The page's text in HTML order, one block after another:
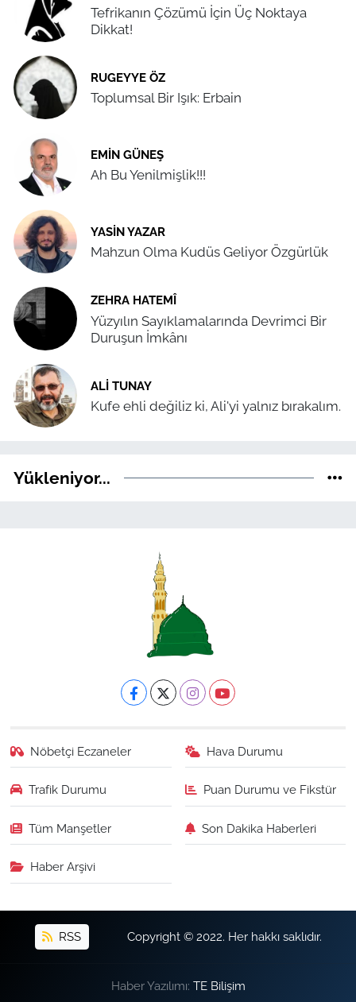
Tefrikanın Çözümü İçin Üç Noktaya
Dikkat!
RUGEYYE ÖZ
Toplumsal Bir Işık: Erbain
EMIN GÜNEŞ
Ah Bu Yenilmişlik!!!
YASIN YAZAR
Mahzun Olma Kudüs Geliyor Özgürlük
ZEHRA HATEMÎ
Yüzyılın Sayıklamalarında Devrimci Bir
Duruşun İmkânı
ALI TUNAY
Kufe ehli değiliz ki, Ali'yi yalnız bırakalım.
Yükleniyor...
Nöbetçi Eczaneler Hava Durumu
Trafik Durumu Puan Durumu ve Fikstür
Tüm Manşetler Son Dakika Haberleri
Haber Arşivi
RSS Copyright © 2022. Her hakkı saklıdır.
Haber Yazılımı: TE Bilişim